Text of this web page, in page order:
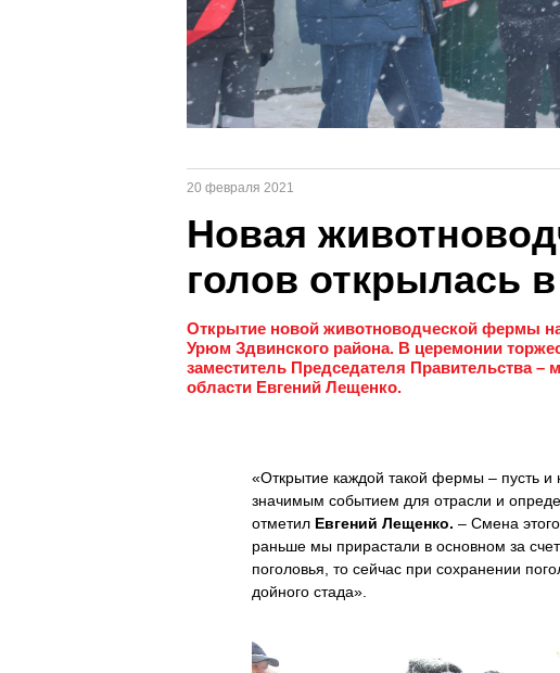
20 февраля 2021
Новая
голов открылась
Открытие новой животноводческой фермы
Урюм Здвинского района. В церемонии
заместитель Председателя Правительства –
области Евгений Лещенко.
«Открытие каждой такой фермы – пусть и
значимым событием для отрасли и
отметил Евгений Лещенко. – Смена
раньше мы прирастали в основном за
поголовья, то сейчас при сохранении
дойного стада».